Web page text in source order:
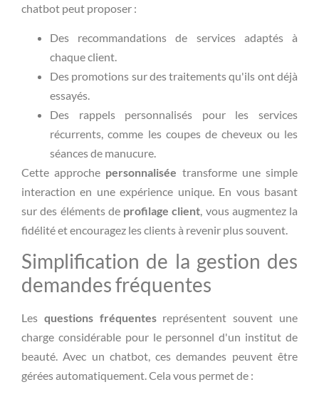
chatbot peut proposer :
Des recommandations de services adaptés à
chaque client.
Des promotions sur des traitements qu'ils ont déjà
essayés.
Des rappels personnalisés pour les services
récurrents, comme les coupes de cheveux ou les
séances de manucure.
Cette approche personnalisée transforme une simple
interaction en une expérience unique. En vous basant
sur des éléments de profilage client, vous augmentez la
fidélité et encouragez les clients à revenir plus souvent.
Simplification de la gestion des
demandes fréquentes
Les questions fréquentesreprésentent souvent une
charge considérable pour le personnel d'un institut de
beauté. Avec un chatbot, ces demandes peuvent être
gérées automatiquement. Cela vous permet de :